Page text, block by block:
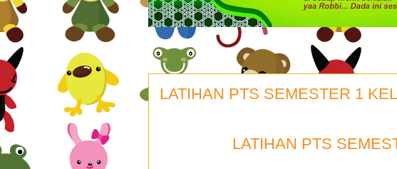
LATIHAN PTS SEMESTER 1
LATIHAN PTS